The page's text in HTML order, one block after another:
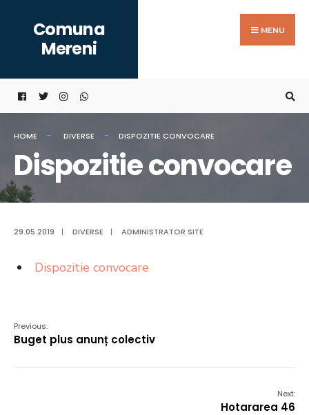
content
Comuna
Mereni
MENU
HOME DIVERSE DISPOZITIE CONVOCARE
Dispozitie convocare
29.05.2019 | DIVERSE | ADMINISTRATOR SITE
Dispozitie convocare
Previous:
Buget plus anunț colectiv
Next:
Hotararea 46
for: